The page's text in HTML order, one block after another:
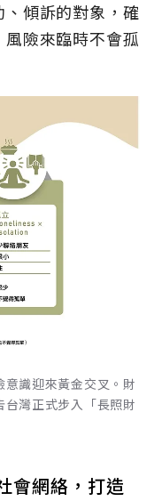
傾訴的對象，確
險來臨時不會孤
識迎來黃金交叉。財
灣正式步入「長照財
會網絡，打造